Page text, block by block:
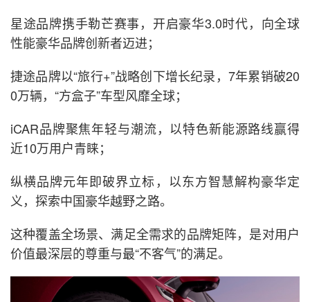
星途品牌携手勒芒赛事，开启豪华3.0时代，向全球
性能豪华品牌创新者迈进；
捷途品牌以“旅行+”战略创下增长纪录，7年累销破20
0万辆，“方盒子”车型风靡全球；
iCAR品牌聚焦年轻与潮流，以特色新能源路线赢得
近10万用户青睐；
纵横品牌元年即破界立标，以东方智慧解构豪华定
义，探索中国豪华越野之路。
这种覆盖全场景、满足全需求的品牌矩阵，是对用户
价值最深层的尊重与最“不客气”的满足。